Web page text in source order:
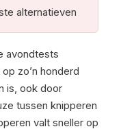
alternatieven
avondtests
zo’n honderd
is, ook door
tussen knipperen
valt sneller op